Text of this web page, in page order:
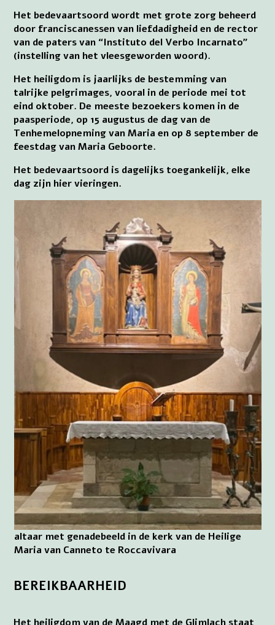
Het bedevaartsoord wordt met grote zorg beheerd
door franciscanessen van liefdadigheid en de rector
van de paters van “Instituto del Verbo Incarnato”
(instelling van het vleesgeworden woord).
Het heiligdom is jaarlijks de bestemming van
talrijke pelgrimages, vooral in de periode mei tot
eind oktober. De meeste bezoekers komen in de
paasperiode, op 15 augustus de dag van de
Tenhemelopneming van Maria en op 8 september de
feestdag van Maria Geboorte.
Het bedevaartsoord is dagelijks toegankelijk, elke
dag zijn hier vieringen.
altaar met genadebeeld in de kerk van de Heilige
Maria van Canneto te Roccavivara
BEREIKBAARHEID
Het heiligdom van de Maagd met de Glimlach staat